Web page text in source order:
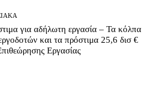
για αδήλωτη εργασία – Τα κόλπα
και τα πρόστιμα 25,6 δισ €
Εργασίας